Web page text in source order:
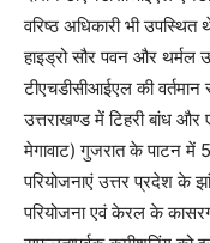
वरिष्ठ अधिकारी भी
हाइड्रो सौर पवन और थर्मल
टीएचडीसीआईएल की वर्तमान
उत्तराखण्ड में टिहरी बांध
मेगावाट) गुजरात के पाटन में
परियोजनाएं उत्तर प्रदेश के
परियोजना एवं केरल के